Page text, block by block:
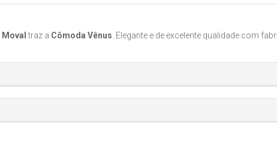
Moval traz a Cômoda Vênus . Elegante e de excelente qualidade com